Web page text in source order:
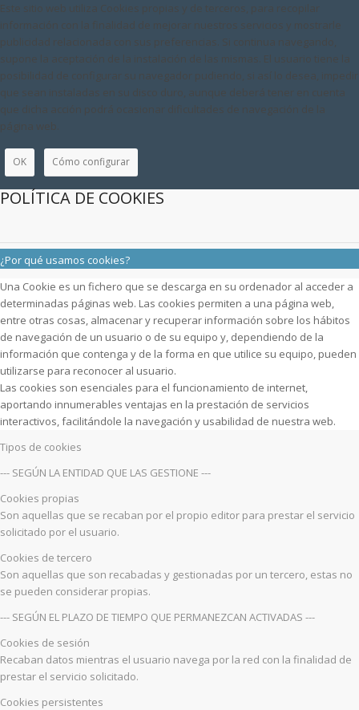
Este sitio web utiliza Cookies propias y de terceros, para recopilar
información con la finalidad de mejorar nuestros servicios y mostrarle
publicidad relacionada con sus preferencias. Si continua navegando,
supone la aceptación de la instalación de las mismas. El usuario tiene la
posibilidad de configurar su navegador pudiendo, si así lo desea, impedir
que sean instaladas en su disco duro, aunque deberá tener en cuenta
que dicha acción podrá ocasionar dificultades de navegación de la
página web.
OK Cómo configurar
POLÍTICA DE COOKIES
¿Por qué usamos cookies?
Una Cookie es un fichero que se descarga en su ordenador al acceder a
determinadas páginas web. Las cookies permiten a una página web,
entre otras cosas, almacenar y recuperar información sobre los hábitos
de navegación de un usuario o de su equipo y, dependiendo de la
información que contenga y de la forma en que utilice su equipo, pueden
utilizarse para reconocer al usuario.
Las cookies son esenciales para el funcionamiento de internet,
aportando innumerables ventajas en la prestación de servicios
interactivos, facilitándole la navegación y usabilidad de nuestra web.
Tipos de cookies
--- SEGÚN LA ENTIDAD QUE LAS GESTIONE ---
Cookies propias
Son aquellas que se recaban por el propio editor para prestar el servicio
solicitado por el usuario.
Cookies de tercero
Son aquellas que son recabadas y gestionadas por un tercero, estas no
se pueden considerar propias.
--- SEGÚN EL PLAZO DE TIEMPO QUE PERMANEZCAN ACTIVADAS ---
Cookies de sesión
Recaban datos mientras el usuario navega por la red con la finalidad de
prestar el servicio solicitado.
Cookies persistentes